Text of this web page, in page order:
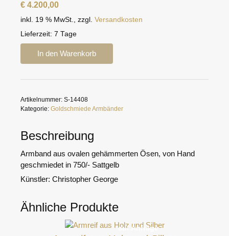
€ 4.200,00
inkl. 19 % MwSt. zzgl. Versandkosten
Lieferzeit: 7 Tage
In den Warenkorb
Artikelnummer: S-14408
Kategorie: Goldschmiede Armbänder
Beschreibung
Armband aus ovalen gehämmerten Ösen, von Hand
geschmiedet in 750/- Sattgelb
Künstler: Christopher George
Ähnliche Produkte
auf Anfrage